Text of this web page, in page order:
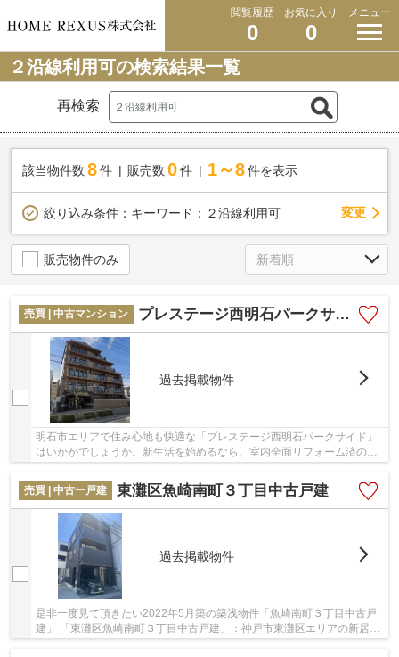
閲覧履歴
0
お気に入り
0
メニュー
２沿線利用可の検索結果一覧
再検索
該当物件数 8件 販売数 0 件 1～8 件を表示
絞り込み条件： キーワード：２沿線利用可 変更
販売物件のみ
売買 | 中古マンション プレステージ西明石パークサイド
過去掲載物件
明石市エリアで住み心地も快適な「プレステージ西明石パークサイド」
はいかがでしょうか。新生活を始めるなら、室内全面リフォーム済の
売買 | 中古一戸建
東灘区魚崎南町３丁目中古戸建
過去掲載物件
是非一度見て頂きたい2022年5月築の築浅物件「魚崎南町３丁目中古戸
建」 「東灘区魚崎南町３丁目中古戸建」：神戸市東灘区エリアの新居に